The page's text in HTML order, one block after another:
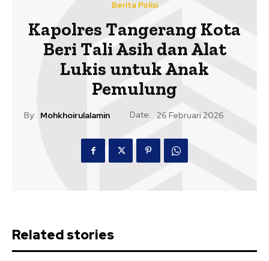
Berita Polisi
Kapolres Tangerang Kota
Beri Tali Asih dan Alat
Lukis untuk Anak
Pemulung
By: Mohkhoirulalamin Date: 26 Februari 2026
Related stories